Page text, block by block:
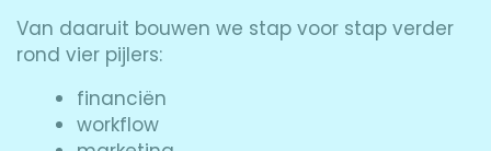
Van daaruit bouwen we stap voor stap verder
rond vier pijlers:
financiën
workflow